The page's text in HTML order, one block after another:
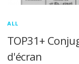
ALL
TOP31+
d'écran